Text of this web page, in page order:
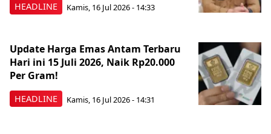
HEADLINE Kamis, 16 Jul 2026 - 14:33
HEADLINE
Update Harga Emas Antam Terbaru
Hari ini 15 Juli 2026, Naik Rp20.000
Per Gram!
Kamis, 16 Jul 2026 - 14:31